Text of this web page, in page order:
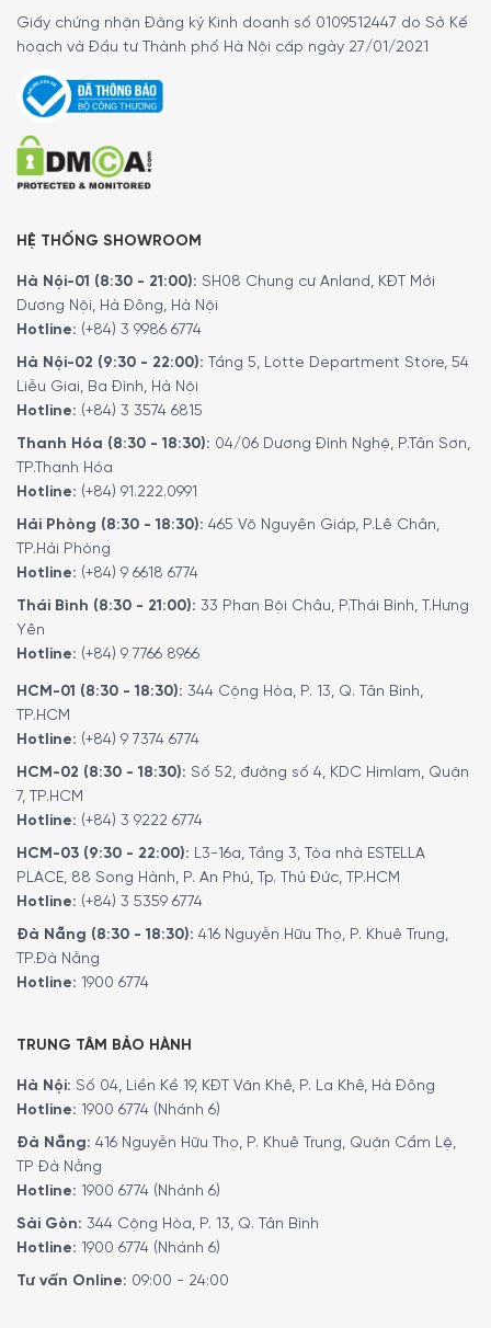
kích thước lỗ đá để lắp đặt nổi, mời bạn tham khảo bản
vẽ lắp đặt từ hãng dành cho bếp từ 4 vùng nấu Miele KM
7464 FR 7300 W.
Bếp hoạt động với tổng công suất tối đa 7300 W, cho
phép chế biến đồng thời nhiều món ăn, đáp ứng tốt nhu
cầu sử dụng của gia đình hiện đại.
Công suất từng vùng nấu:
3000 W
Vùng sau bên trái (Ø 10 – 16 cm): 1400 W, TwinBooster
Hai vùng PowerFlex bên phải (Ø 15 – 23 cm): 2100 W mỗi
3400 W, TwinBooster 7300 W
Bếp được trang bị 9 mức công suất cùng chế độ Booster
và TwinBooster giúp tăng tốc độ gia nhiệt, rút ngắn đáng
kể thời gian nấu nướng.
Các tính năng nổi bật
Giấy chứng nhận Đăng ký Kinh doanh số 0109512447 do Sở Kế
hoạch và Đầu tư Thành phố Hà Nội cấp ngày 27/01/2021
HỆ THỐNG SHOWROOM
Hà Nội-01 (8:30 - 21:00): SH08 Chung cư Anland, KĐT Mới
Dương Nội, Hà Đông, Hà Nội
Hotline: (+84) 3 9986 6774
Hà Nội-02 (9:30 - 22:00): Tầng 5, Lotte Department Store, 54
Liễu Giai, Ba Đình, Hà Nội
Hotline: (+84) 3 3574 6815
Thanh Hóa (8:30 - 18:30): 04/06 Dương Đình Nghệ, P.Tân Sơn,
TP.Thanh Hóa
Hotline: (+84) 91.222.0991
Hải Phòng (8:30 - 18:30): 465 Võ Nguyên Giáp, P.Lê Chân,
TP.Hải Phòng
Hotline: (+84) 9 6618 6774
Thái Bình (8:30 - 21:00): 33 Phan Bội Châu, P.Thái Bình, T.Hưng
Yên
Hotline: (+84) 9 7766 8966
HCM-01 (8:30 - 18:30): 344 Cộng Hòa, P. 13, Q. Tân Bình,
TP.HCM
Hotline: (+84) 9 7374 6774
HCM-02 (8:30 - 18:30): Số 52, đường số 4, KDC Himlam, Quận
7, TP.HCM
Hotline: (+84) 3 9222 6774
HCM-03 (9:30 - 22:00): L3-16a, Tầng 3, Tòa nhà ESTELLA
PLACE, 88 Song Hành, P. An Phú, Tp. Thủ Đức, TP.HCM
Hotline: (+84) 3 5359 6774
Đà Nẵng (8:30 - 18:30): 416 Nguyễn Hữu Thọ, P. Khuê Trung,
TP.Đà Nẵng
Hotline: 1900 6774
TRUNG TÂM BẢO HÀNH
Hà Nội: Số 04, Liền Kề 19, KĐT Văn Khê, P. La Khê, Hà Đông
Hotline: 1900 6774 (Nhánh 6)
Đà Nẵng: 416 Nguyễn Hữu Thọ, P. Khuê Trung, Quận Cẩm Lệ,
TP Đà Nẵng
Hotline: 1900 6774 (Nhánh 6)
Sài Gòn: 344 Cộng Hòa, P. 13, Q. Tân Bình
Hotline: 1900 6774 (Nhánh 6)
Tư vấn Online: 09:00 - 24:00